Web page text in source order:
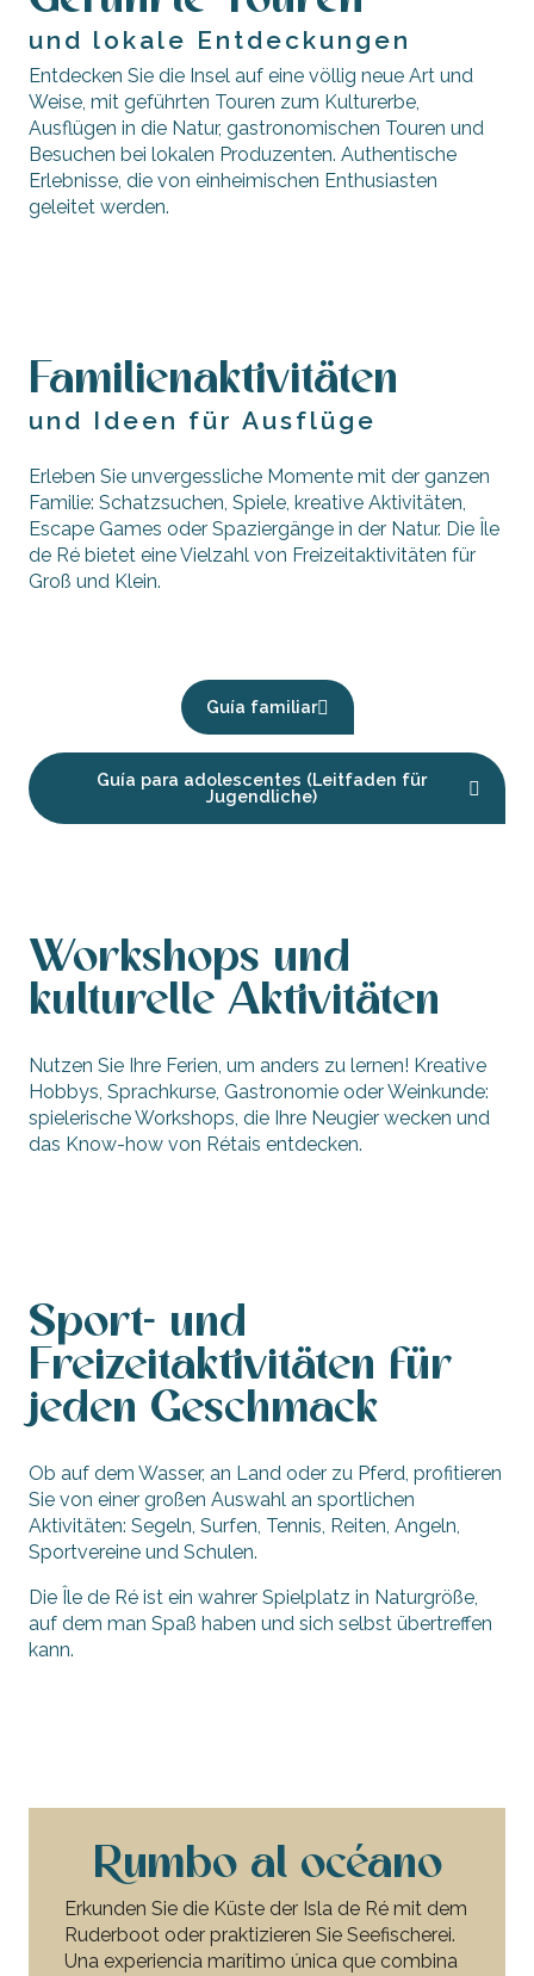
und lokale Entdeckungen
Entdecken Sie die Insel auf eine völlig neue Art und
Weise, mit geführten Touren zum Kulturerbe,
Ausflügen in die Natur, gastronomischen Touren und
Besuchen bei lokalen Produzenten. Authentische
Erlebnisse, die von einheimischen Enthusiasten
geleitet werden.
Geführte Touren
Familienaktivitäten
und Ideen für Ausflüge
Erleben Sie unvergessliche Momente mit der ganzen
Familie: Schatzsuchen, Spiele, kreative Aktivitäten,
Escape Games oder Spaziergänge in der Natur. Die Île
de Ré bietet eine Vielzahl von Freizeitaktivitäten für
Groß und Klein.
Guía familiar
Guía para adolescentes (Leitfaden für
Jugendliche)
Workshops und
kulturelle Aktivitäten
Nutzen Sie Ihre Ferien, um anders zu lernen! Kreative
Hobbys, Sprachkurse, Gastronomie oder Weinkunde:
spielerische Workshops, die Ihre Neugier wecken und
das Know-how von Rétais entdecken.
Sport- und
Freizeitaktivitäten für
jeden Geschmack
Ob auf dem Wasser, an Land oder zu Pferd, profitieren
Sie von einer großen Auswahl an sportlichen
Aktivitäten: Segeln, Surfen, Tennis, Reiten, Angeln,
Sportvereine und Schulen.
Die Île de Ré ist ein wahrer Spielplatz in Naturgröße,
auf dem man Spaß haben und sich selbst übertreffen
kann.
Rumbo al océano
Erkunden Sie die Küste der Isla de Ré mit dem
Ruderboot oder praktizieren Sie Seefischerei.
Una experiencia marítimo única que combina